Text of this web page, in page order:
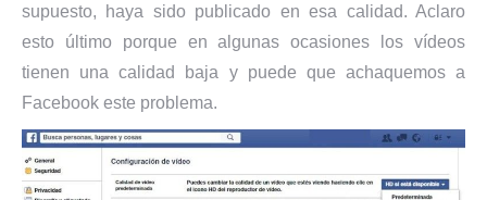
supuesto, haya sido publicado en esa calidad. Aclaro
esto último porque en algunas ocasiones los vídeos
tienen una calidad baja y puede que achaquemos a
Facebook este problema.